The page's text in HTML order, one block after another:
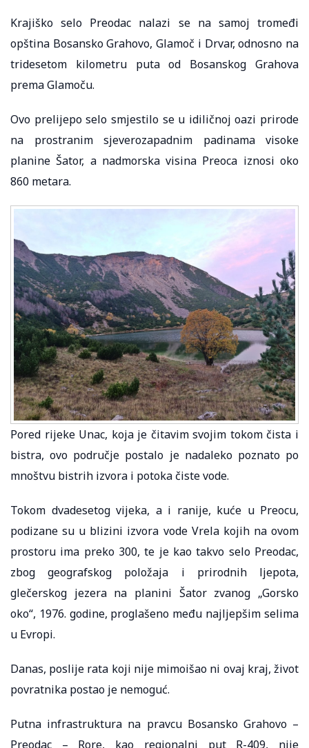
Krajiško selo Preodac nalazi se na samoj tromeđi
opština Bosansko Grahovo, Glamoč i Drvar, odnosno na
tridesetom kilometru puta od Bosanskog Grahova
prema Glamoču.
Ovo prelijepo selo smjestilo se u idiličnoj oazi prirode
na prostranim sjeverozapadnim padinama visoke
planine Šator, a nadmorska visina Preoca iznosi oko
860 metara.
Pored rijeke Unac, koja je čitavim svojim tokom čista i
bistra, ovo područje postalo je nadaleko poznato po
mnoštvu bistrih izvora i potoka čiste vode.
Tokom dvadesetog vijeka, a i ranije, kuće u Preocu,
podizane su u blizini izvora vode Vrela kojih na ovom
prostoru ima preko 300, te je kao takvo selo Preodac,
zbog geografskog položaja i prirodnih ljepota,
glečerskog jezera na planini Šator zvanog „Gorsko
oko“, 1976. godine, proglašeno među najljepšim selima
u Evropi.
Danas, poslije rata koji nije mimoišao ni ovaj kraj, život
povratnika postao je nemoguć.
Putna infrastruktura na pravcu Bosansko Grahovo –
Preodac – Rore, kao regionalni put R-409, nije